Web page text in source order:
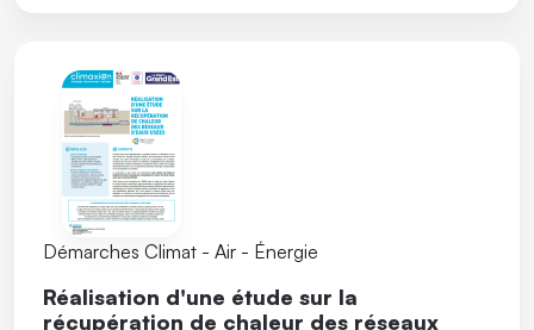
Démarches Climat - Air - Énergie
Réalisation d'une étude sur la
récupération de chaleur des réseaux